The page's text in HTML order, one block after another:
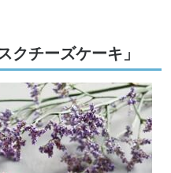
クチーズケーキ」